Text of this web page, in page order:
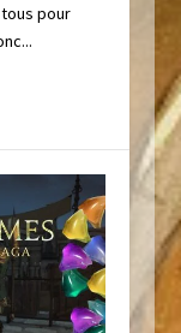
pour